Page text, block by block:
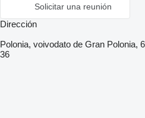
Solicitar una reunión
Dirección
Polonia, voivodato de Gran Polonia,
36